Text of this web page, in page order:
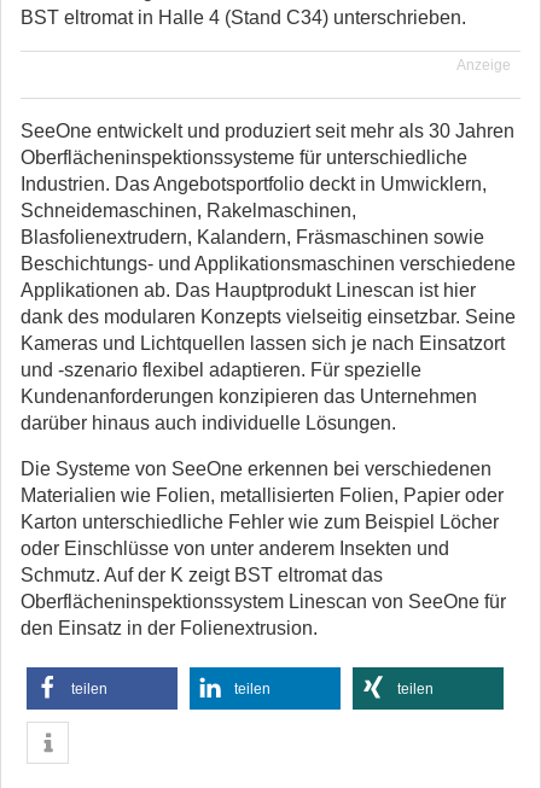
BST eltromat in Halle 4 (Stand C34) unterschrieben.
Anzeige
SeeOne entwickelt und produziert seit mehr als 30 Jahren
Oberflächeninspektionssysteme für unterschiedliche
Industrien. Das Angebotsportfolio deckt in Umwicklern,
Schneidemaschinen, Rakelmaschinen,
Blasfolienextrudern, Kalandern, Fräsmaschinen sowie
Beschichtungs- und Applikationsmaschinen verschiedene
Applikationen ab. Das Hauptprodukt Linescan ist hier
dank des modularen Konzepts vielseitig einsetzbar. Seine
Kameras und Lichtquellen lassen sich je nach Einsatzort
und -szenario flexibel adaptieren. Für spezielle
Kundenanforderungen konzipieren das Unternehmen
darüber hinaus auch individuelle Lösungen.
Die Systeme von SeeOne erkennen bei verschiedenen
Materialien wie Folien, metallisierten Folien, Papier oder
Karton unterschiedliche Fehler wie zum Beispiel Löcher
oder Einschlüsse von unter anderem Insekten und
Schmutz. Auf der K zeigt BST eltromat das
Oberflächeninspektionssystem Linescan von SeeOne für
den Einsatz in der Folienextrusion.
teilen teilen teilen